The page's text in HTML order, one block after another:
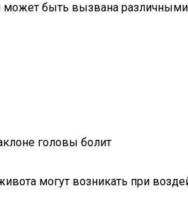
быть вызвана различными
головы болит
могут возникать при